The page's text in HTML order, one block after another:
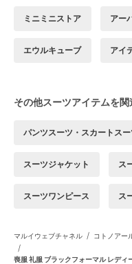
ミニミニストア アー
エウルキューブ アイ
その他スーツアイテムを
パンツスーツ・スカートスー
スーツジャケット ス
スーツワンピース ス
マルイウェブチャネル / コトノアー
/
喪服 礼服 ブラックフォーマル レディ